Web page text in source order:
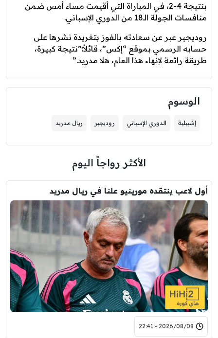
بنتيجة 4-2، في المباراة التي أقيمت مساء أمس ضمن
منافسات الجولة الـ18 من الدوري الإسباني.
روديجير عبر عن سعادته بالفوز بتغريدة نشرها على
حسابه الرسمي بموقع “إكس”، قائلاً:”نتيجة كبيرة،
طريقة رائعة لإنهاء هذا العام، هلا مدريد.”
الوسوم
إشبيلية الدوري الإسباني روديجير ريال مدريد
الأكثر رواجاً اليوم
أول لاعب ينتقده مورينيو علنا في ريال مدريد
2026/08/08 - 22:41